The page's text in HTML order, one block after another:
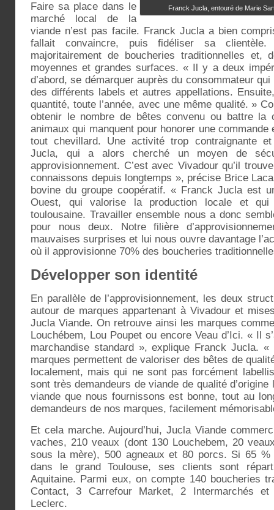
Franck Jucla, entouré de Marie
Faire sa place dans le
marché local de la
viande n’est pas facile. Franck Jucla a bien
fallait convaincre, puis fidéliser sa clientèle.
majoritairement de boucheries traditionnelles et,
moyennes et grandes surfaces. « Il y a deux
d’abord, se démarquer auprès du consommateur
des différents labels et autres appellations.
quantité, toute l’année, avec une même qualité. »
obtenir le nombre de bêtes convenu ou battre la
animaux qui manquent pour honorer une
tout chevillard. Une activité trop contraignante
Jucla, qui a alors cherché un moyen de
approvisionnement. C’est avec Vivadour qu’il
connaissons depuis longtemps », précise Brice
bovine du groupe coopératif. « Franck Jucla est
Ouest, qui valorise la production locale et
toulousaine. Travailler ensemble nous a donc
pour nous deux. Notre filière
mauvaises surprises et lui nous ouvre davantage
où il approvisionne 70% des boucheries
Développer son identité
En parallèle de l’approvisionnement, les deux
autour de marques appartenant à Vivadour et
Jucla Viande. On retrouve ainsi les marques
Louchébem, Lou Poupet ou encore Veau d’Ici. « Il
marchandise standard », explique Franck Jucla.
marques permettent de valoriser des bêtes de
localement, mais qui ne sont pas forcément
sont très demandeurs de viande de qualité d’origine
viande que nous fournissons est bonne, tout au
demandeurs de nos marques, facilement
Et cela marche. Aujourd’hui, Jucla Viande
vaches, 210 veaux (dont 130 Louchebem, 20
sous la mère), 500 agneaux et 80 porcs. Si 65 %
dans le grand Toulouse, ses clients sont
Aquitaine. Parmi eux, on compte 140 boucheries
Contact, 3 Carrefour Market, 2 Intermarchés
Leclerc.